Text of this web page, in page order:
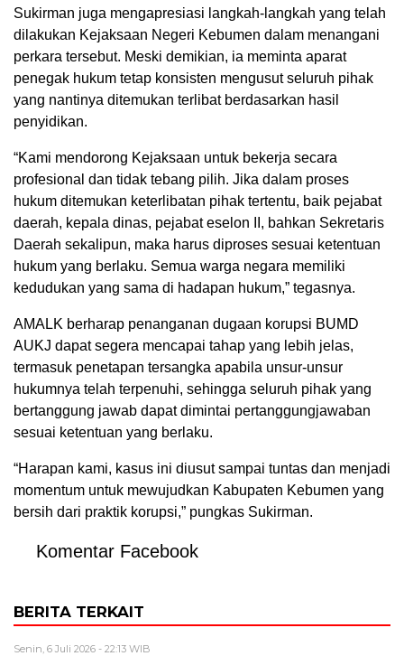
Sukirman juga mengapresiasi langkah-langkah yang telah
dilakukan Kejaksaan Negeri Kebumen dalam menangani
perkara tersebut. Meski demikian, ia meminta aparat
penegak hukum tetap konsisten mengusut seluruh pihak
yang nantinya ditemukan terlibat berdasarkan hasil
penyidikan.
“Kami mendorong Kejaksaan untuk bekerja secara
profesional dan tidak tebang pilih. Jika dalam proses
hukum ditemukan keterlibatan pihak tertentu, baik pejabat
daerah, kepala dinas, pejabat eselon II, bahkan Sekretaris
Daerah sekalipun, maka harus diproses sesuai ketentuan
hukum yang berlaku. Semua warga negara memiliki
kedudukan yang sama di hadapan hukum,” tegasnya.
AMALK berharap penanganan dugaan korupsi BUMD
AUKJ dapat segera mencapai tahap yang lebih jelas,
termasuk penetapan tersangka apabila unsur-unsur
hukumnya telah terpenuhi, sehingga seluruh pihak yang
bertanggung jawab dapat dimintai pertanggungjawaban
sesuai ketentuan yang berlaku.
“Harapan kami, kasus ini diusut sampai tuntas dan menjadi
momentum untuk mewujudkan Kabupaten Kebumen yang
bersih dari praktik korupsi,” pungkas Sukirman.
Komentar Facebook
BERITA TERKAIT
Senin, 6 Juli 2026 - 22:13 WIB